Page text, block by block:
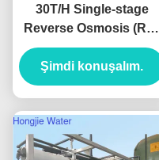
30T/H Single-stage
Reverse Osmosis (RO)
Pure Water System For
The Lithium Battery
Industry
Şimdi konuşalım.